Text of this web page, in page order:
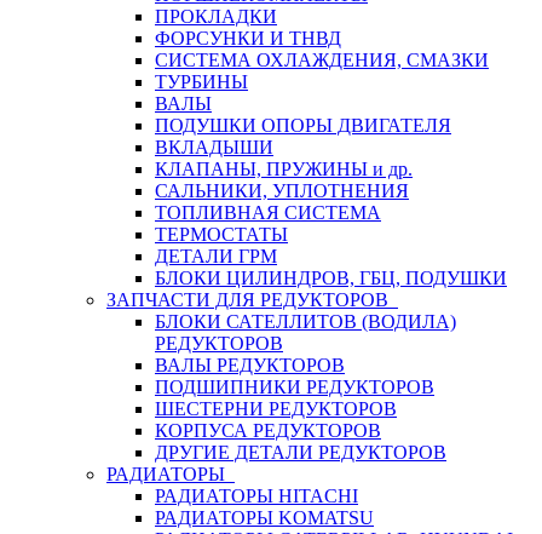
ПРОКЛАДКИ
ФОРСУНКИ И ТНВД
СИСТЕМА ОХЛАЖДЕНИЯ, СМАЗКИ
ТУРБИНЫ
ВАЛЫ
ПОДУШКИ ОПОРЫ ДВИГАТЕЛЯ
ВКЛАДЫШИ
КЛАПАНЫ, ПРУЖИНЫ и др.
САЛЬНИКИ, УПЛОТНЕНИЯ
ТОПЛИВНАЯ СИСТЕМА
ТЕРМОСТАТЫ
ДЕТАЛИ ГРМ
БЛОКИ ЦИЛИНДРОВ, ГБЦ, ПОДУШКИ
ЗАПЧАСТИ ДЛЯ РЕДУКТОРОВ
БЛОКИ САТЕЛЛИТОВ (ВОДИЛА)
РЕДУКТОРОВ
ВАЛЫ РЕДУКТОРОВ
ПОДШИПНИКИ РЕДУКТОРОВ
ШЕСТЕРНИ РЕДУКТОРОВ
КОРПУСА РЕДУКТОРОВ
ДРУГИЕ ДЕТАЛИ РЕДУКТОРОВ
РАДИАТОРЫ
РАДИАТОРЫ HITACHI
РАДИАТОРЫ KOMATSU